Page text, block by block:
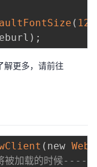
( 12
) ;
解更多，请前往
( new
载的时候---->用